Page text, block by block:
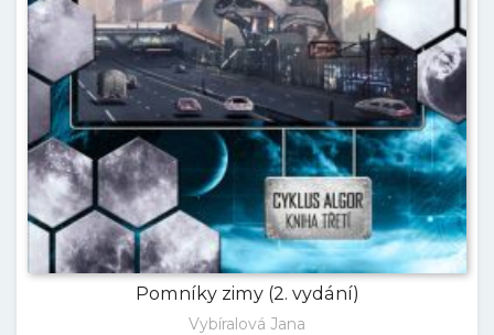
Pomníky zimy (2. vydání)
Vybíralová Jana